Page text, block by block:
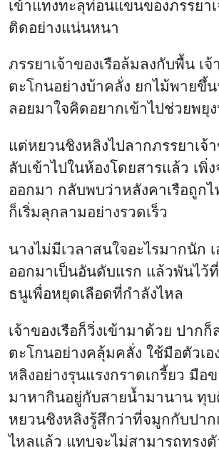
เข้าแทงทะลุท่อนแขนของภรรยาเ
ติดอย่างแน่นหนา
ภรรยาเจ้าของเรือล้มลงกับพื้น เจ้
ตะโกนอย่างบ้าคลั่ง ยกไม้พายขึ้
ลอยมาใจคิดอยากเข้าไปช่วยพยุ
แต่หยวนชิงหลิงไปลากภรรยาเจ้า
ลับเข้าไปในห้องโดยสารแล้ว เพิ่
ออกมา กลับพบว่าหลังคาเรือถูกไ
ก็เริ่มลุกลามอย่างรวดเร็ว
นางไม่มีเวลาสนใจอะไรมากนัก
ออกมาเป็นอันดับแรก แล้วพันไว้
ธนูเพื่อหยุดเลือดที่กำลังไหล
เจ้าของเรือก็วิ่งเข้ามาด้วย ปากก็
ตะโกนอย่างคลุ้มคลั่ง ใช้มือตัวเ
หลิงอย่างรุนแรงกราดเกรี้ยว มือ
มาหากินอยู่กับสายน้ำมานาน ทุบ
หยวนชิงหลิงรู้สึกว่าที่จมูกกับปาก
ไหลแล้ว แทบจะไม่สามารถทรงตั